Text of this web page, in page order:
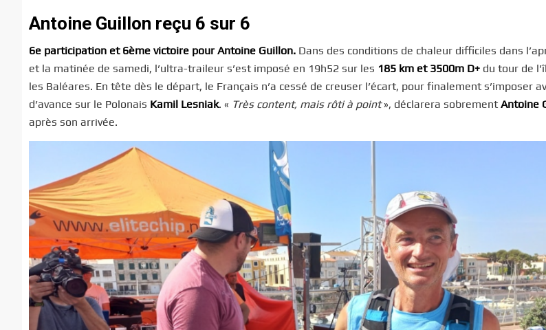
Antoine Guillon reçu 6 sur 6
6e participation et 6ème victoire pour Antoine Guillon. Dans des conditions de chaleur difficiles dans
et la matinée de samedi, l’ultra-traileur s’est imposé en 19h52 sur les 185 km et 3500m D+ du tour de
les Baléares. En tête dès le départ, le Français n’a cessé de creuser l’écart, pour finalement s’imposer
d’avance sur le Polonais Kamil Lesniak. « Très content, mais rôti à point», déclarera sobrement Antoine
après son arrivée.